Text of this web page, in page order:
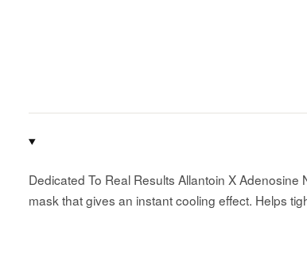
Dedicated To Real Results Allantoin X
mask that gives an instant cooling effect. Helps